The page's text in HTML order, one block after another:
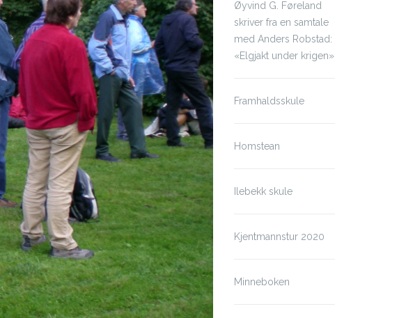
Øyvind G. Føreland
skriver fra en samtale
med Anders Robstad:
«Elgjakt under krigen»
Framhaldsskule
Homstean
Ilebekk skule
Kjentmannstur 2020
Minneboken